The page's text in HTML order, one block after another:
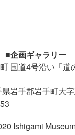
企画ギャラリー
国道4号沿い「道
岩手郡岩手町大
Ishigami